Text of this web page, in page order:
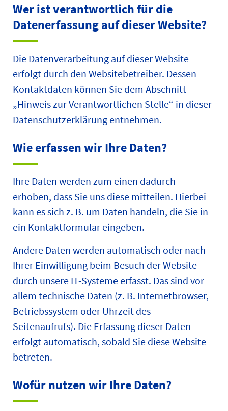
Wer ist verantwortlich für die
Datenerfassung auf dieser Website?
Die Datenverarbeitung auf dieser Website
erfolgt durch den Websitebetreiber. Dessen
Kontaktdaten können Sie dem Abschnitt
„Hinweis zur Verantwortlichen Stelle“ in dieser
Datenschutzerklärung entnehmen.
Wie erfassen wir Ihre Daten?
Ihre Daten werden zum einen dadurch
erhoben, dass Sie uns diese mitteilen. Hierbei
kann es sich z. B. um Daten handeln, die Sie in
ein Kontaktformular eingeben.
Andere Daten werden automatisch oder nach
Ihrer Einwilligung beim Besuch der Website
durch unsere IT-Systeme erfasst. Das sind vor
allem technische Daten (z. B. Internetbrowser,
Betriebssystem oder Uhrzeit des
Seitenaufrufs). Die Erfassung dieser Daten
erfolgt automatisch, sobald Sie diese Website
betreten.
Wofür nutzen wir Ihre Daten?